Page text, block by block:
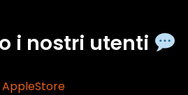
i nostri utenti
AppleStore